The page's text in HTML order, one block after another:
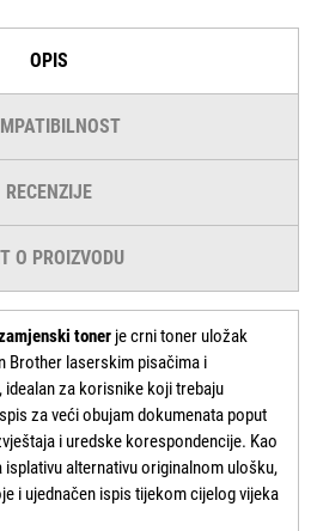
OPIS
RECENZIJE
O PROIZVODU
toner je crni toner uložak
Brother laserskim pisačima i
za korisnike koji trebaju
za veći obujam dokumenata poput
i uredske korespondencije. Kao
alternativu originalnom ulošku,
i ujednačen ispis tijekom cijelog vijeka